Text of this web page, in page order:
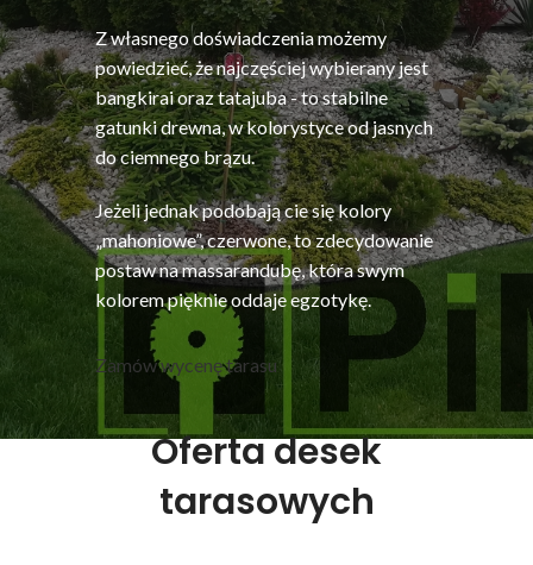
Z własnego doświadczenia możemy
powiedzieć, że najczęściej wybierany jest
bangkirai oraz tatajuba - to stabilne
gatunki drewna, w kolorystyce od jasnych
do ciemnego brązu.
Jeżeli jednak podobają cie się kolory
„mahoniowe”, czerwone, to zdecydowanie
postaw na massarandubę, która swym
kolorem pięknie oddaje egzotykę.
Zamów wycenę tarasu
Oferta desek
tarasowych